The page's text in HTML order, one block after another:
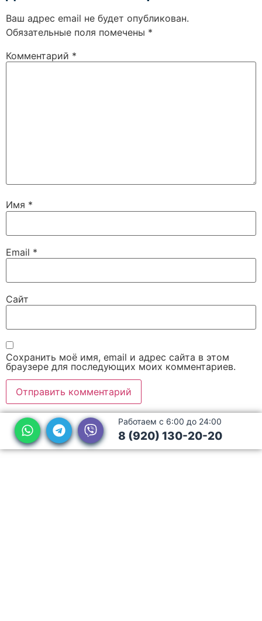
Ваш адрес email не будет опубликован.
Обязательные поля помечены *
Комментарий *
Имя *
Email *
Сайт
Сохранить моё имя, email и адрес сайта в этом
браузере для последующих моих комментариев.
Работаем с 6:00 до 24:00
8 (920) 130-20-20